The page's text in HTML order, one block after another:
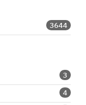
3644
3
4